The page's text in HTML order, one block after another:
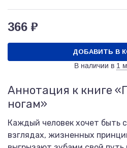
366 ₽
ДОБАВИТЬ В
В наличии в 1
Аннотация к книге
ногам»
Каждый человек хочет быть
взглядах, жизненных